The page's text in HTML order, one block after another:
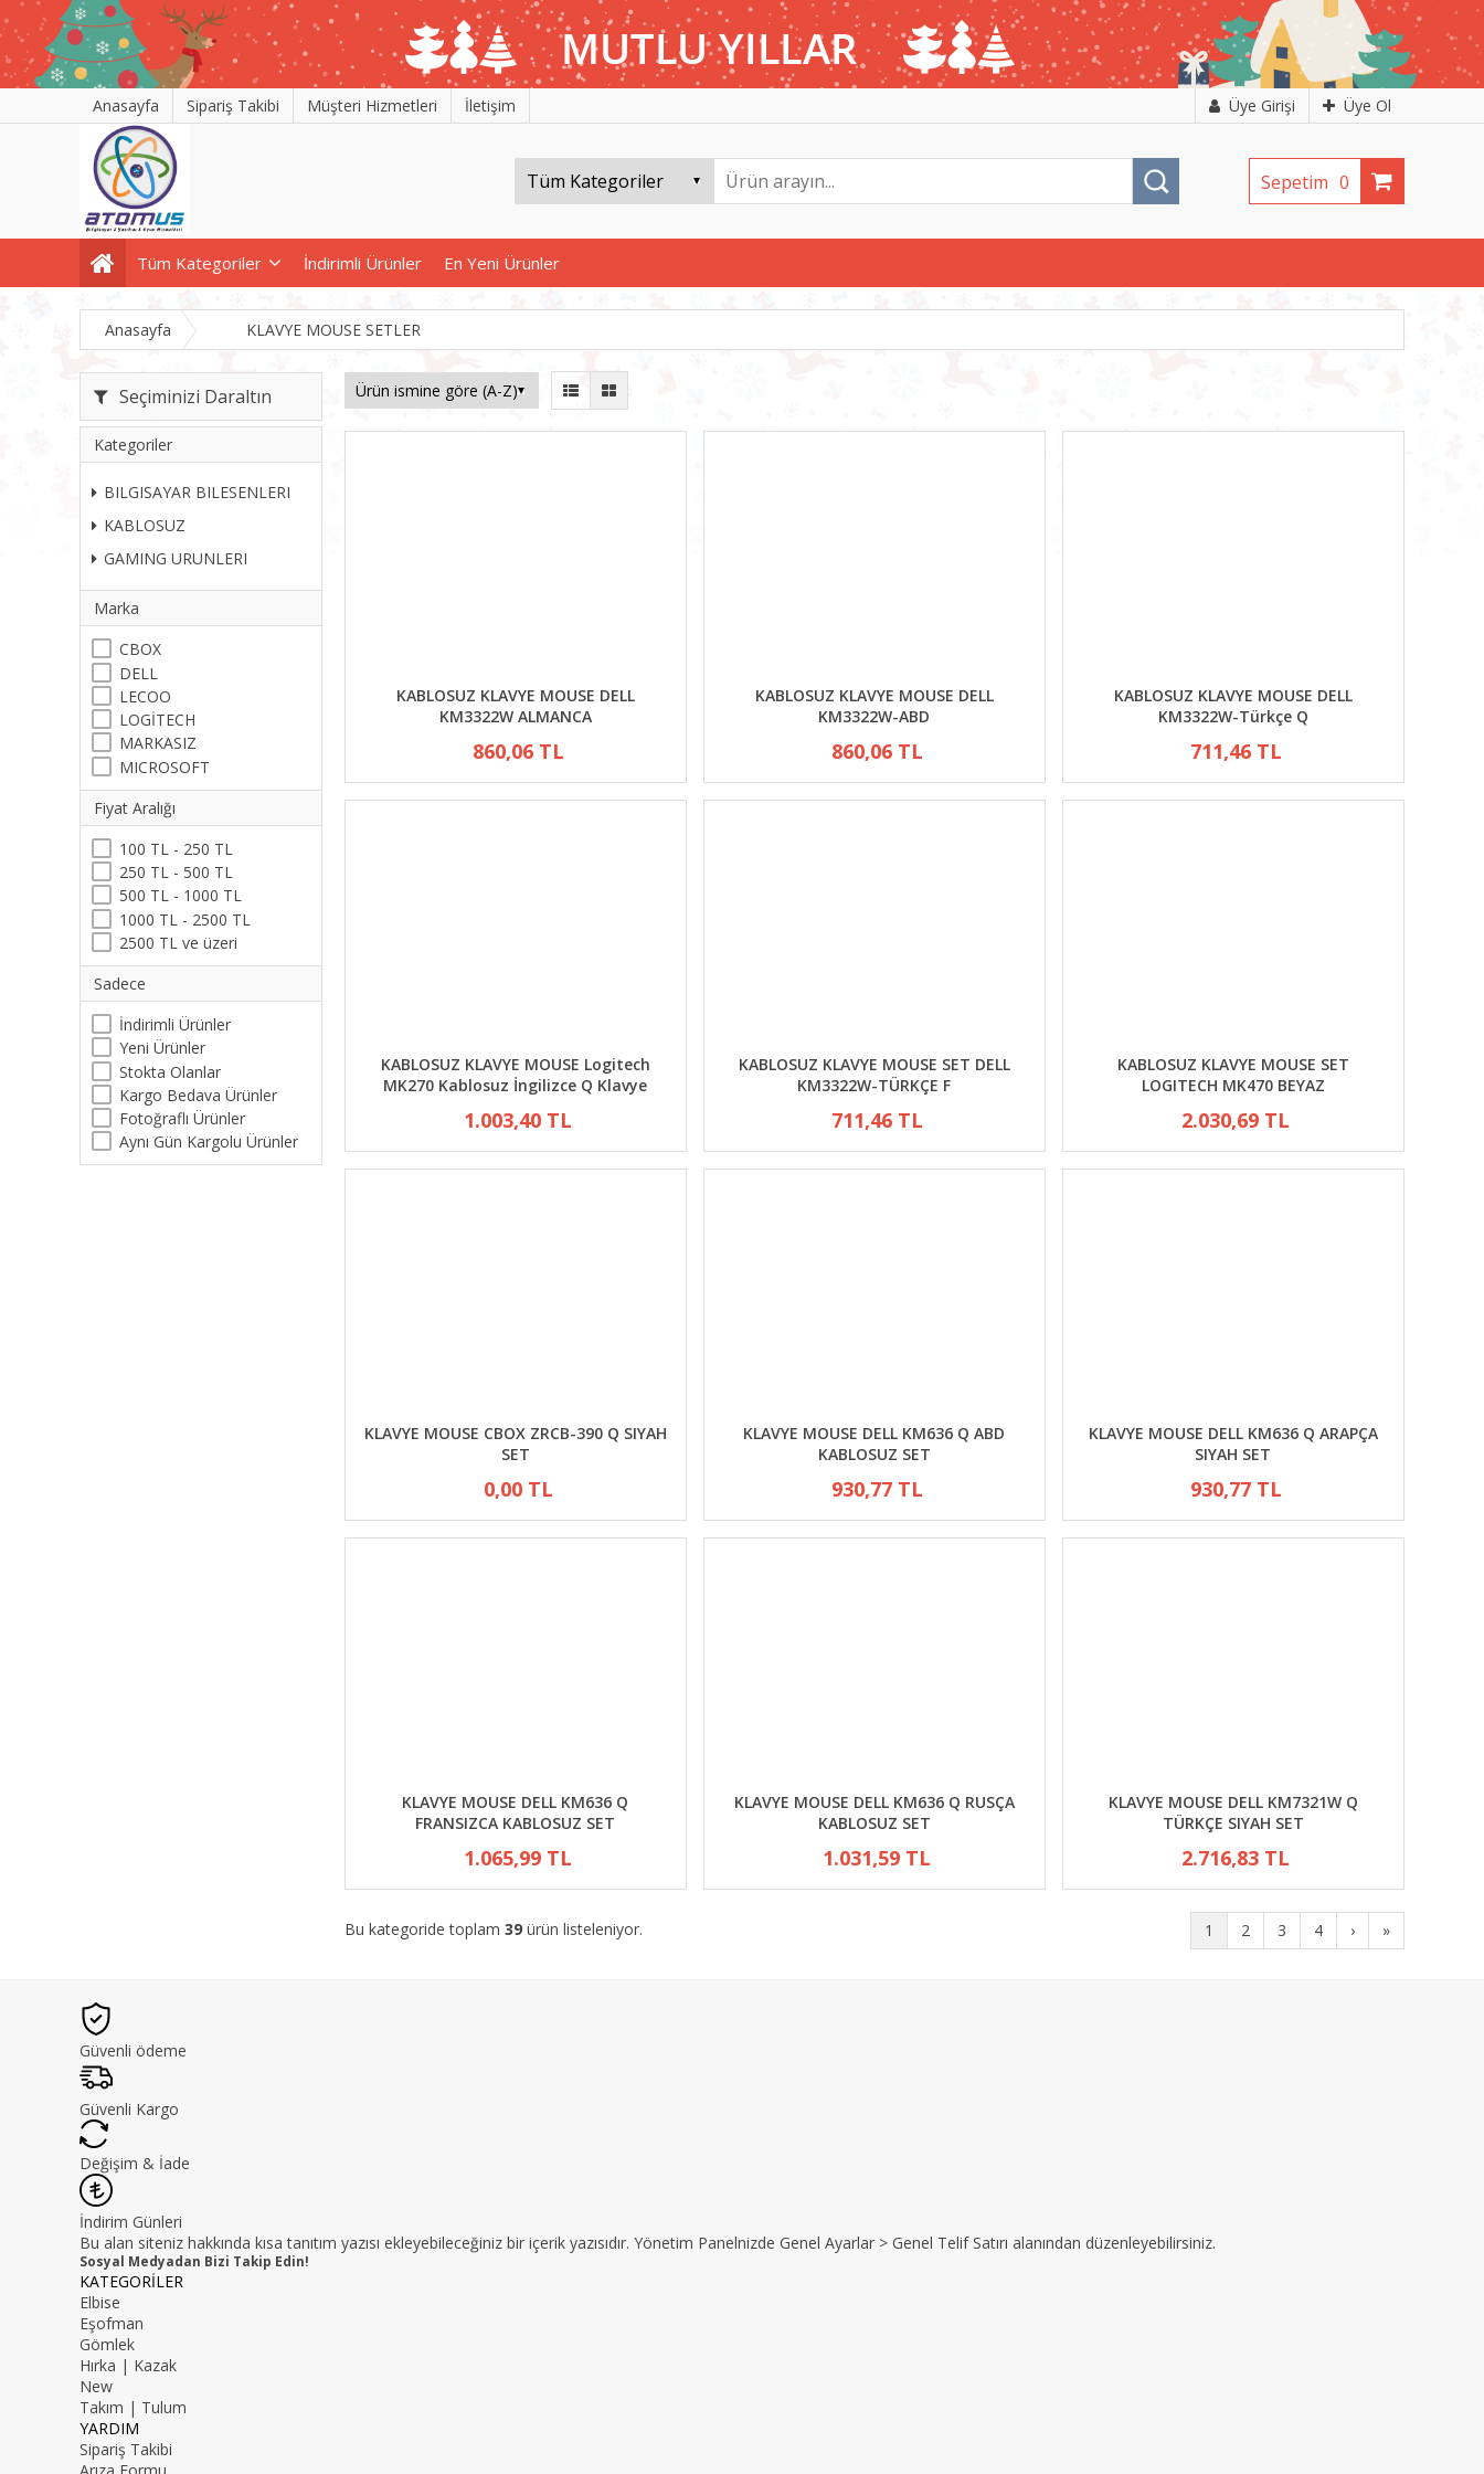
Anasayfa Sipariş Takibi Müşteri Hizmetleri İletişim Üye Girişi Üye Ol
Sepetim 0
Tüm Kategoriler İndirimli Ürünler En Yeni Ürünler
Anasayfa KLAVYE MOUSE SETLER
Seçiminizi Daraltın
Kategoriler
BILGISAYAR BILESENLERI
KABLOSUZ
GAMING URUNLERI
Marka
CBOX
DELL
LECOO
LOGİTECH
MARKASIZ
MICROSOFT
Fiyat Aralığı
100 TL - 250 TL
250 TL - 500 TL
500 TL - 1000 TL
1000 TL - 2500 TL
2500 TL ve üzeri
Sadece
İndirimli Ürünler
Yeni Ürünler
Stokta Olanlar
Kargo Bedava Ürünler
Fotoğraflı Ürünler
Aynı Gün Kargolu Ürünler
KABLOSUZ KLAVYE MOUSE DELL
KM3322W ALMANCA
860,06 TL
KABLOSUZ KLAVYE MOUSE DELL
KM3322W-ABD
860,06 TL
KABLOSUZ KLAVYE MOUSE DELL
KM3322W-Türkçe Q
711,46 TL
KABLOSUZ KLAVYE MOUSE Logitech
MK270 Kablosuz İngilizce Q Klavye
1.003,40 TL
KABLOSUZ KLAVYE MOUSE SET DELL
KM3322W-TÜRKÇE F
711,46 TL
KABLOSUZ KLAVYE MOUSE SET
LOGITECH MK470 BEYAZ
2.030,69 TL
KLAVYE MOUSE CBOX ZRCB-390 Q SIYAH
SET
0,00 TL
KLAVYE MOUSE DELL KM636 Q ABD
KABLOSUZ SET
930,77 TL
KLAVYE MOUSE DELL KM636 Q ARAPÇA
SIYAH SET
930,77 TL
KLAVYE MOUSE DELL KM636 Q
FRANSIZCA KABLOSUZ SET
1.065,99 TL
KLAVYE MOUSE DELL KM636 Q RUSÇA
KABLOSUZ SET
1.031,59 TL
KLAVYE MOUSE DELL KM7321W Q
TÜRKÇE SIYAH SET
2.716,83 TL
Bu kategoride toplam 39 ürün listeleniyor. 1 2 3 4 › »
Güvenli ödeme
Güvenli Kargo
Değişim & İade
İndirim Günleri
Bu alan siteniz hakkında kısa tanıtım yazısı ekleyebileceğiniz bir içerik yazısıdır. Yönetim Panelnizde Genel Ayarlar > Genel Telif Satırı alanından düzenleyebilirsiniz.
Sosyal Medyadan Bizi Takip Edin!
KATEGORİLER
Elbise
Eşofman
Gömlek
Hırka | Kazak
New
Takım | Tulum
YARDIM
Sipariş Takibi